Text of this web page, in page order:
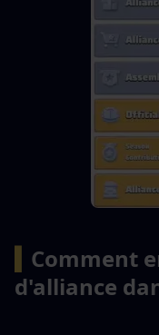
Comment
d'alliance